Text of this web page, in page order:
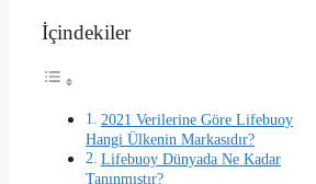
İçindekiler
2021 Verilerine Göre Lifebuoy
Hangi Ülkenin Markasıdır?
Lifebuoy Dünyada Ne Kadar
Tanınmıştır?